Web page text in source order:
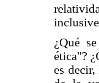
¿Qué
ética"?
es